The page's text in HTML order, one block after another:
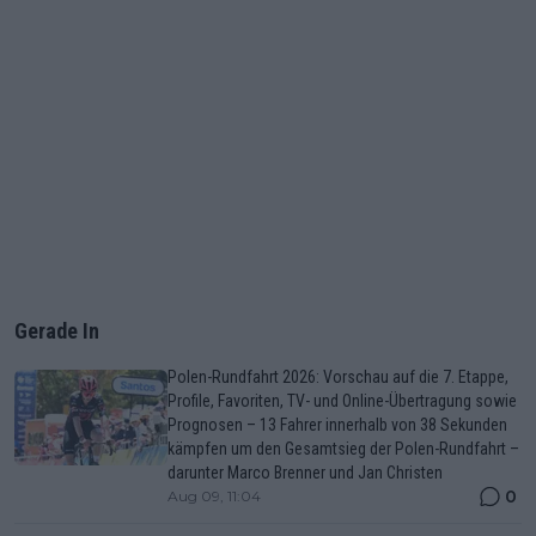
Gerade In
Polen-Rundfahrt 2026: Vorschau auf die 7. Etappe,
Profile, Favoriten, TV- und Online-Übertragung sowie
Prognosen – 13 Fahrer innerhalb von 38 Sekunden
kämpfen um den Gesamtsieg der Polen-Rundfahrt –
darunter Marco Brenner und Jan Christen
Aug 09, 11:04 0